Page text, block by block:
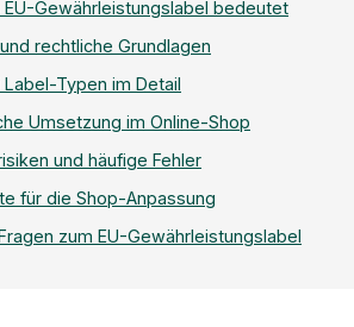
EU-Gewährleistungslabel bedeutet
rechtliche Grundlagen
Typen im Detail
Umsetzung im Online-Shop
und häufige Fehler
für die Shop-Anpassung
zum EU-Gewährleistungslabel